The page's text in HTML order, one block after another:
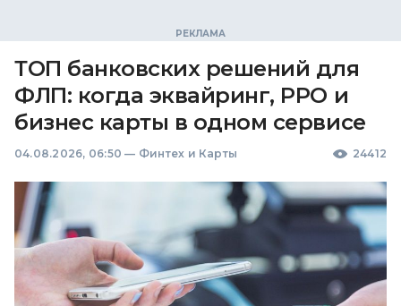
ТОП банковских решений для
ФЛП: когда эквайринг, РРО и
бизнес карты в одном сервисе
04.08.2026, 06:50 — Финтех и Карты 24412